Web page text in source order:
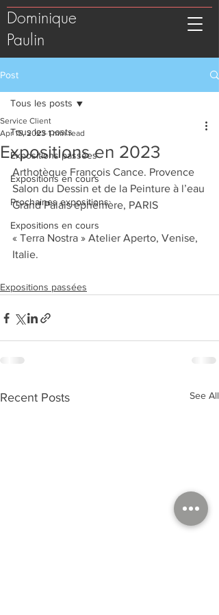
Dominique
Paulin
Post
Tous les posts
Expositions passées
Expositions en cours
Prochaines expositions
Expositions en cours
Tous les posts
Expositions en 2023
Service Client
Apr 15, 2023 1 min read
Arthotèque François Cance. Provence
Salon du Dessin et de la Peinture à l’eau
Grand Palais éphémère, PARIS
« Terra Nostra » Atelier Aperto, Venise,
Italie.
Expositions passées
Recent Posts See All